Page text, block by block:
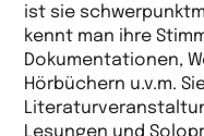
ist sie
kennt man ihre
Dokumentationen,
Hörbüchern u.v.m.